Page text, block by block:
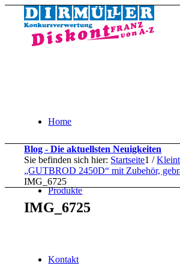
Home
Produkte
Kontakt
Blog - Die aktuellsten Neuigkeiten
Sie befinden sich hier: Startseite1 /
„GUTBROD 2450D“ mit Zubehör,
IMG_6725
IMG_6725